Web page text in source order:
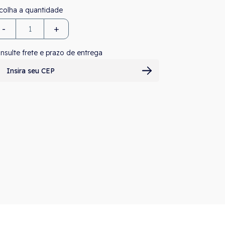
- +
frete e prazo de entrega